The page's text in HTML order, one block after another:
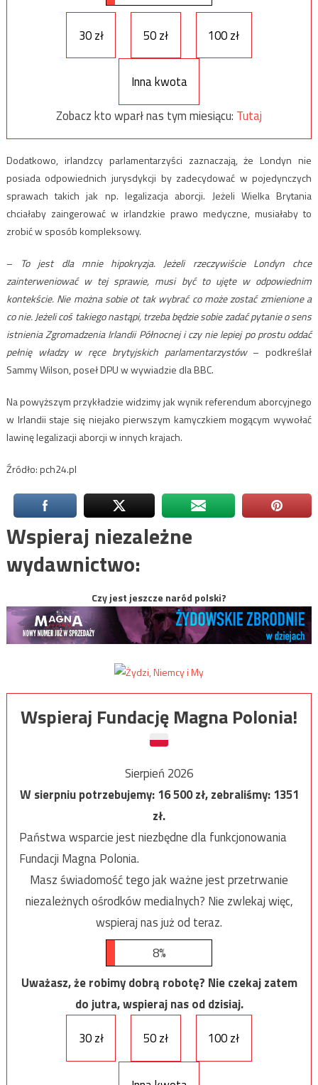
30 zł 50 zł 100 zł
Inna kwota
Zobacz kto wparł nas tym miesiącu: Tutaj
Dodatkowo, irlandzcy parlamentarzyści zaznaczają, że Londyn nie
posiada odpowiednich jurysdykcji by zadecydować w pojedynczych
sprawach takich jak np. legalizacja aborcji. Jeżeli Wielka Brytania
chciałaby zaingerować w irlandzkie prawo medyczne, musiałaby to
zrobić w sposób kompleksowy.
– To jest dla mnie hipokryzja. Jeżeli rzeczywiście Londyn chce
zainterweniować w tej sprawie, musi być to ujęte w odpowiednim
kontekście. Nie można sobie ot tak wybrać co może zostać zmienione a
co nie. Jeżeli coś takiego nastąpi, trzeba będzie sobie zadać pytanie o sens
istnienia Zgromadzenia Irlandii Północnej i czy nie lepiej po prostu oddać
pełnię władzy w ręce brytyjskich parlamentarzystów– podkreślał
Sammy Wilson, poseł DPU w wywiadzie dla BBC.
Na powyższym przykładzie widzimy jak wynik referendum aborcyjnego
w Irlandii staje się niejako pierwszym kamyczkiem mogącym wywołać
lawinę legalizacji aborcji w innych krajach.
Źródło: pch24.pl
Wspieraj niezależne
wydawnictwo:
Czy jest jeszcze naród polski?
Wspieraj Fundację Magna Polonia!
Sierpień 2026
W sierpniu potrzebujemy:16 500zł, zebraliśmy:1351
zł.
Państwa wsparcie jest niezbędne dla funkcjonowania
Fundacji Magna Polonia.
Masz świadomość tego jak ważne jest przetrwanie
niezależnych ośrodków medialnych? Nie zwlekaj więc,
wspieraj nas już od teraz.
8%
Uważasz, że robimy dobrą robotę? Nie czekaj zatem
do jutra, wspieraj nas od dzisiaj.
30 zł
50 zł 100 zł